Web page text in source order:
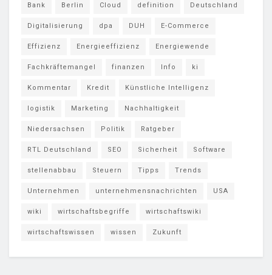
Bank Berlin Cloud definition Deutschland
Digitalisierung dpa DUH E-Commerce
Effizienz Energieeffizienz Energiewende
Fachkräftemangel finanzen Info ki
Kommentar Kredit Künstliche Intelligenz
logistik Marketing Nachhaltigkeit
Niedersachsen Politik Ratgeber
RTL Deutschland SEO Sicherheit Software
stellenabbau Steuern Tipps Trends
Unternehmen unternehmensnachrichten USA
wiki wirtschaftsbegriffe wirtschaftswiki
wirtschaftswissen wissen Zukunft